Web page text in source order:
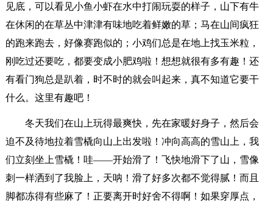
见底，可以看见小鱼小虾在水中打闹玩耍的样子，山下有牛
在休闲的在草丛中津津有味地吃着鲜嫩的草；马在山间疯狂
的跑来跑去，好像赛跑似的；小鸡们总是在地上找玉米粒，
刚吃过还要吃，都要变成小肥鸡啦！想想就很有多有趣！还
有看门狗总是趴着，时不时的就会叫起来，真不知道它要干
什么。这里有趣吧！
冬天我们在山上玩得最爽快，先在家暖好身子，然后会
迫不及待地拉着雪橇向山上出发啦！冲向高高的雪山上，我
们立刻坐上雪橇！哇——开始滑了！飞快地滑下了山，雪像
刺一样洒到了我脸上，天呐！滑了好多次都不觉得腻！而且
脚都冻得有些麻了！正要离开时好舍不得啊！如果穿厚点，